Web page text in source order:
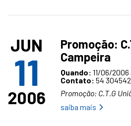
JUN
11
2006
Promoção:
Campeira
Quando: 11/06/2006
Contato: 54
Promoção: C.T.G
saiba mais